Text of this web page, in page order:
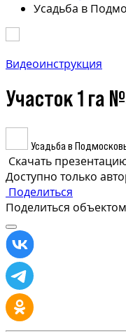
Усадьба в
Видеоинструкция
Участок 1 га
Усадьба в
Скачать
Доступно только
Поделиться
Поделиться объектом